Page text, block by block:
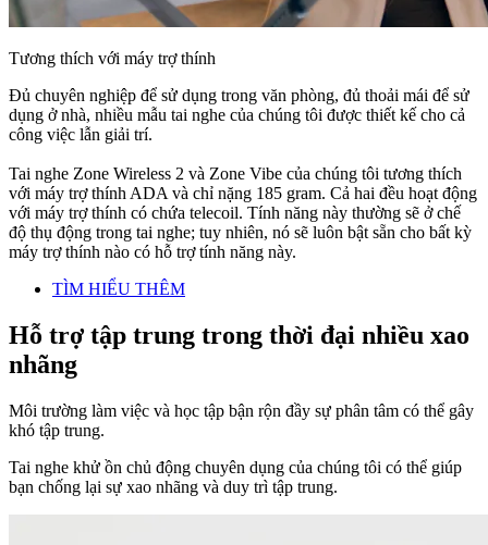
Tương thích với máy trợ thính
Đủ chuyên nghiệp để sử dụng trong văn phòng, đủ thoải mái để sử
dụng ở nhà, nhiều mẫu tai nghe của chúng tôi được thiết kế cho cả
công việc lẫn giải trí.
Tai nghe Zone Wireless 2 và Zone Vibe của chúng tôi tương thích
với máy trợ thính ADA và chỉ nặng 185 gram. Cả hai đều hoạt động
với máy trợ thính có chứa telecoil. Tính năng này thường sẽ ở chế
độ thụ động trong tai nghe; tuy nhiên, nó sẽ luôn bật sẵn cho bất kỳ
máy trợ thính nào có hỗ trợ tính năng này.
TÌM HIỂU THÊM
Hỗ trợ tập trung trong thời đại nhiều xao
nhãng
Môi trường làm việc và học tập bận rộn đầy sự phân tâm có thể gây
khó tập trung.
Tai nghe khử ồn chủ động chuyên dụng của chúng tôi có thể giúp
bạn chống lại sự xao nhãng và duy trì tập trung.